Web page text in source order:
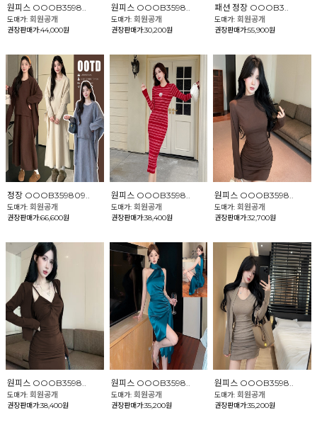
원피스 OOOB3598..
도매가: 회원공개
권장판매가:44,000원
원피스 OOOB3598..
도매가: 회원공개
권장판매가:30,200원
패션 정장 OOOB3..
도매가:회원공개
권장판매가:55,900원
정장 OOOB359809..
도매가: 회원공개
권장판매가:66,600원
원피스 OOOB3598..
도매가: 회원공개
권장판매가:38,400원
원피스 OOOB3598..
도매가:회원공개
권장판매가:32,700원
원피스 OOOB3598..
도매가: 회원공개
권장판매가:38,400원
원피스 OOOB3598..
도매가: 회원공개
권장판매가:35,200원
원피스 OOOB3598..
도매가:회원공개
권장판매가:35,200원